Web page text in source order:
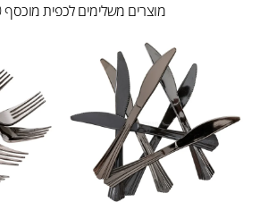
מוצרים משלימים לכפית מוכסף 1000 יח'